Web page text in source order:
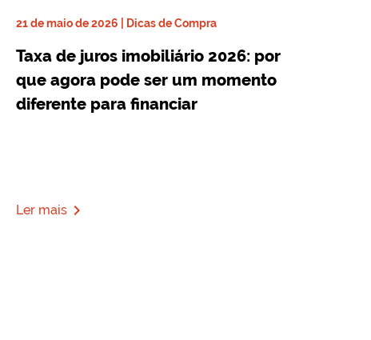
21 de maio de 2026 | Dicas de Compra
Taxa de juros imobiliário 2026: por
que agora pode ser um momento
diferente para financiar
Ler mais navigate_next